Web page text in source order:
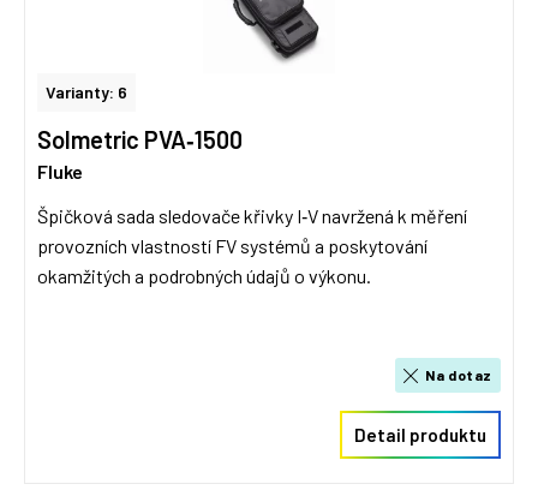
Varianty: 6
Solmetric PVA‑1500
Fluke
Špičková sada sledovače křivky I‑V navržená k měření
provozních vlastností FV systémů a poskytování
okamžitých a podrobných údajů o výkonu.
Na dotaz
Detail produktu